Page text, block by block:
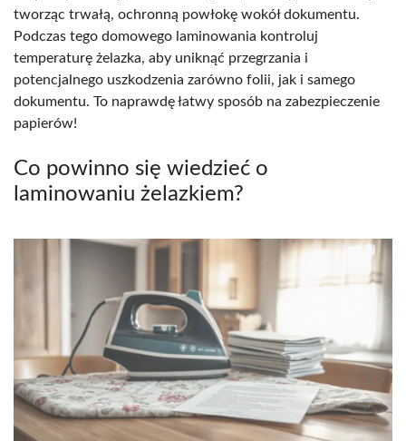
tworząc trwałą, ochronną powłokę wokół dokumentu.
Podczas tego domowego laminowania kontroluj
temperaturę żelazka, aby uniknąć przegrzania i
potencjalnego uszkodzenia zarówno folii, jak i samego
dokumentu. To naprawdę łatwy sposób na zabezpieczenie
papierów!
Co powinno się wiedzieć o
laminowaniu żelazkiem?